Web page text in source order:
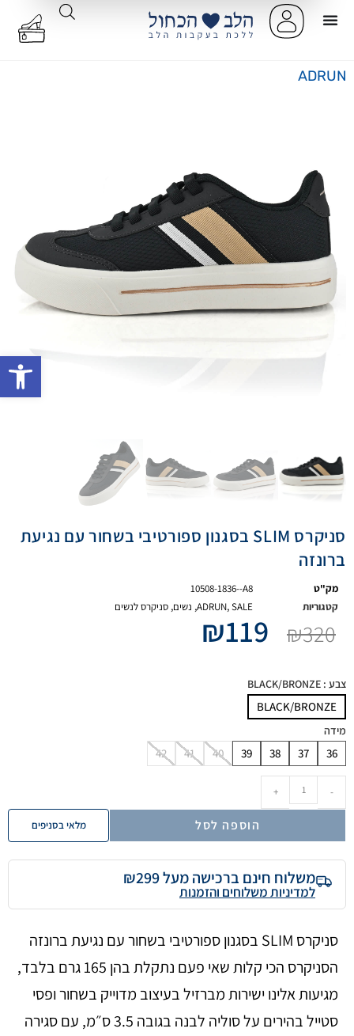
ADRUN
סניקרס SLIM בסגנון ספורטיבי בשחור עם נגיעת
ברונזה
מק"ט
10508-1836--A8
קטגוריות
ADRUN,SALE
, נשים, סניקרס לנשים
₪320
₪119
צבע : BLACK/BRONZE
BLACK/BRONZE
מידה
36
37
38
39
40
41
42
-
+
הוספה לסל מלאי בסניפים
משלוח חינם ברכישה מעל ₪299
למדיניות משלוחים והזמנות
סניקרס SLIM בסגנון ספורטיבי בשחור עם נגיעת ברונזה
הסניקרס הכי קלות שאי פעם נתקלת בהן 165 גרם בלבד,
מגיעות אלינו ישירות מברזיל בעיצוב מדוייק בשחור ופסי
סטייל בהירים על סוליה לבנה בגובה 3.5 ס״מ, עם סגירה